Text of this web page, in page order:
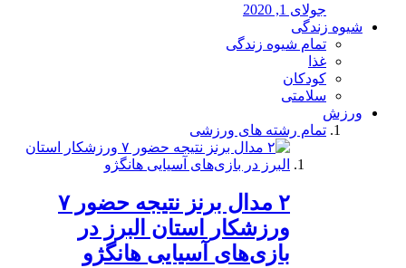
جولای 1, 2020
شیوه زندگی
تمام شیوه زندگی
غذا
کودکان
سلامتی
ورزش
تمام رشته های ورزشی
۲ مدال برنز نتیجه حضور ۷
ورزشکار استان البرز در
بازی‌های آسیایی هانگژو